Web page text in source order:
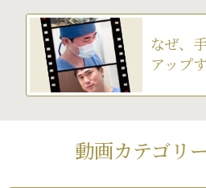
なぜ、
アップ
動画カテゴリ